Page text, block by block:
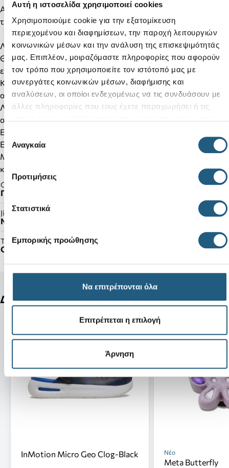
Αυτή η ιστοσελίδα χρησιμοποιεί cookies
Χρησιμοποιούμε cookie για την εξατομίκευση
περιεχομένου και διαφημίσεων, την παροχή λειτουργιών
κοινωνικών μέσων και την ανάλυση της επισκεψιμότητάς
μας. Επιπλέον, μοιραζόμαστε πληροφορίες που αφορούν
τον τρόπο που χρησιμοποιείτε τον ιστότοπό μας με
συνεργάτες κοινωνικών μέσων, διαφήμισης και
αναλύσεων, οι οποίοι ενδεχομένως να τις συνδυάσουν με
άλλες πληροφορίες που τους έχετε παραχωρήσει ή τις
Επιλογή
συγκατάθεσης
Αναγκαία
Προτιμήσεις
Στατιστικά
Εμπορικής προώθησης
Να επιτρέπονται όλα
Επιτρέπεται η επιλογή
Άρνηση
Αγοράστε ενα ζευγάρι Crocs™ Classic Clog, είναι τέλειο για
την παραλία ή το σκάφος.
Λεπτομέρειες προϊόντος:
Θύρες εξαερισμού που βοηθάνε το πόδι να αναπνέει όπως
επίσης στο απομακρύνεται εύκολα το νερό και η άμμος.
Κατασκευασμένο από το υλικό Croslite™ που υπογράφει τον
αναπαυτικό χαρακτήρα της Crocs.
Λουράκι που πιάνει στο πίσω μέρος για περισσότερη
ασφάλεια.
Εύκολο στο καθάρισμα και στο στέγνωμα.
Ελαφρύ χωρίς να αφήνει σημάδια στο πόδι.
Μπορείτε να το διακοσμήσετε με Jibbitz™ charms ώστε να το
κάνετε μοναδικό
Gender:
Γυναικείο, Ανδρικό
Jibbitz™ Ready:
Ναι
Τύπος Προϊόντος:
Clogs
Δείτε ακόμη
InMotion Micro Geo Clog-Black Νέο
Meta Butterfly